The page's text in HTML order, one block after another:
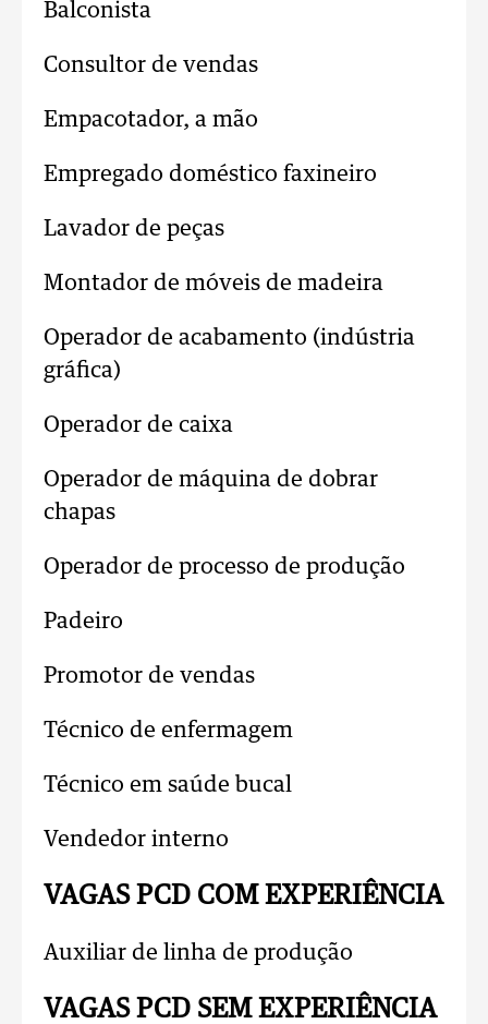
Balconista
Consultor de vendas
Empacotador, a mão
Empregado doméstico faxineiro
Lavador de peças
Montador de móveis de madeira
Operador de acabamento (indústria
gráfica)
Operador de caixa
Operador de máquina de dobrar
chapas
Operador de processo de produção
Padeiro
Promotor de vendas
Técnico de enfermagem
Técnico em saúde bucal
Vendedor interno
VAGAS PCD COM EXPERIÊNCIA
Auxiliar de linha de produção
VAGAS PCD SEM EXPERIÊNCIA